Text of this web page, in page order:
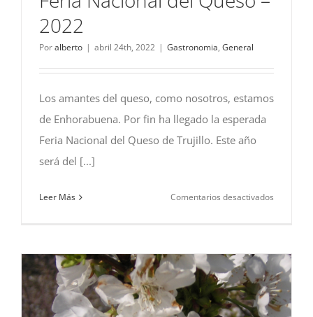
2022
Poralberto | abril 24th, 2022 | Gastronomia, General
Los amantes del queso, como nosotros, estamos
de Enhorabuena. Por fin ha llegado la esperada
Feria Nacional del Queso de Trujillo. Este año
será del [...]
Leer Más Comentarios desactivados
Queso
–
2022